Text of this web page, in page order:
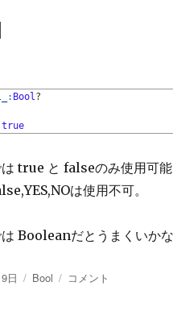
: Bool?
true
true と falseのみ使用可能
は使用不可。
Booleanだとうまくいかな
日
カ
Bool
Bool
コメント